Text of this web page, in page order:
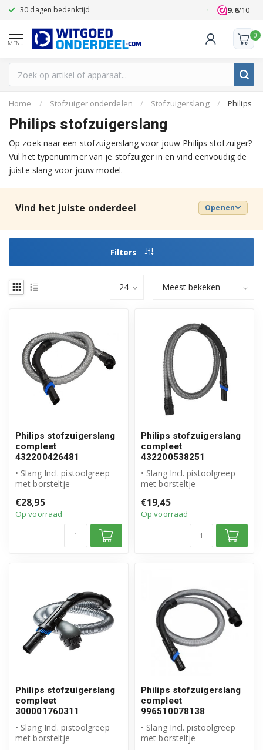
30 dagen bedenktijd Klanten
9.6/10
MENU
0
Home / Stofzuiger onderdelen / Stofzuigerslang / Philips
Philips stofzuigerslang
Op zoek naar een stofzuigerslang voor jouw Philips stofzuiger?
Vul het typenummer van je stofzuiger in en vind eenvoudig de
juiste slang voor jouw model.
Vind het juiste onderdeel Openen
Filters
Philips stofzuigerslang
compleet
432200426481
• Slang Incl. pistoolgreep
met borsteltje
• Artike...
€28,95
Op voorraad
Philips stofzuigerslang
compleet
432200538251
• Slang Incl. pistoolgreep
met borsteltje
• Artike...
€19,45
Op voorraad
Philips stofzuigerslang
compleet
300001760311
• Slang Incl. pistoolgreep
met borsteltje
Philips stofzuigerslang
compleet
996510078138
• Slang Incl. pistoolgreep
met borsteltje